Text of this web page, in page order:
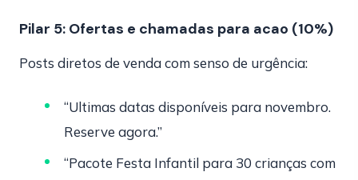
Pilar 5: Ofertas e chamadas para acao (10%)
Posts diretos de venda com senso de urgência:
“Ultimas datas disponíveis para novembro.
Reserve agora.”
“Pacote Festa Infantil para 30 crianças com